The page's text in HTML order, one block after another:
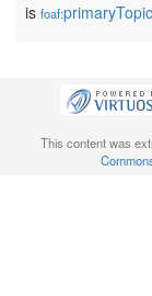
is foaf:primaryTopic
This content was